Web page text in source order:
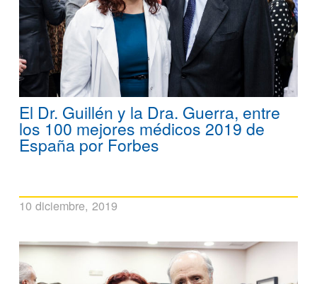
El Dr. Guillén y la Dra. Guerra, entre
los 100 mejores médicos 2019 de
España por Forbes
10 diciembre, 2019